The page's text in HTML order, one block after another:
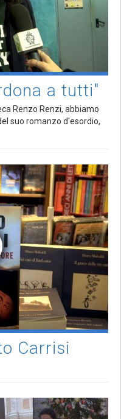
a tutti"
Renzo Renzi, abbiamo
suo romanzo d'esordio,
Carrisi